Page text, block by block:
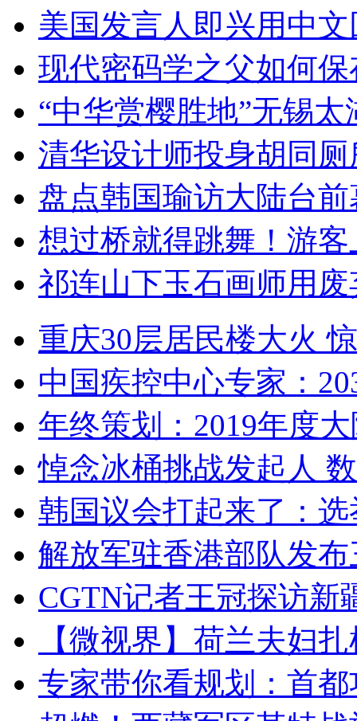
美国发言人即兴用中
现代密码学之父如何
“中华赏樱胜地”无锡
清华设计师投身胡同
盘点韩国瑜访大陆台
想过桥就得跳舞！游客
祁连山下玉石画师用
重庆30层居民楼大火
中国疾控中心专家：
年终策划：2019年度
悼念冰桶挑战发起人
韩国议会打起来了：
解放军驻香港部队发
CGTN记者王冠探访新
【微视界】荷兰夫妇
专家带你看规划：首